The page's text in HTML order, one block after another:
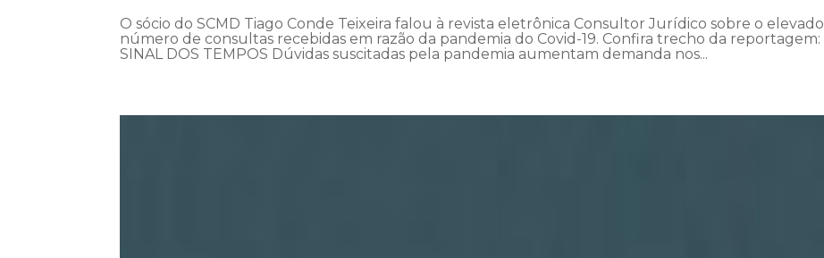
O sócio do SCMD Tiago Conde Teixeira falou à revista eletrônica Consultor Jurídico sobre o elevado
número de consultas recebidas em razão da pandemia do Covid-19. Confira trecho da reportagem:
SINAL DOS TEMPOS Dúvidas suscitadas pela pandemia aumentam demanda nos...